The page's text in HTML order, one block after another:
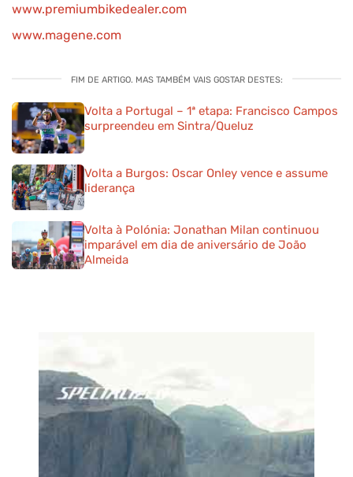
www.premiumbikedealer.com
www.magene.com
FIM DE ARTIGO. MAS TAMBÉM VAIS GOSTAR DESTES:
Volta a Portugal – 1ª etapa: Francisco Campos
surpreendeu em Sintra/Queluz
Volta a Burgos: Oscar Onley vence e assume
liderança
Volta à Polónia: Jonathan Milan continuou
imparável em dia de aniversário de João
Almeida